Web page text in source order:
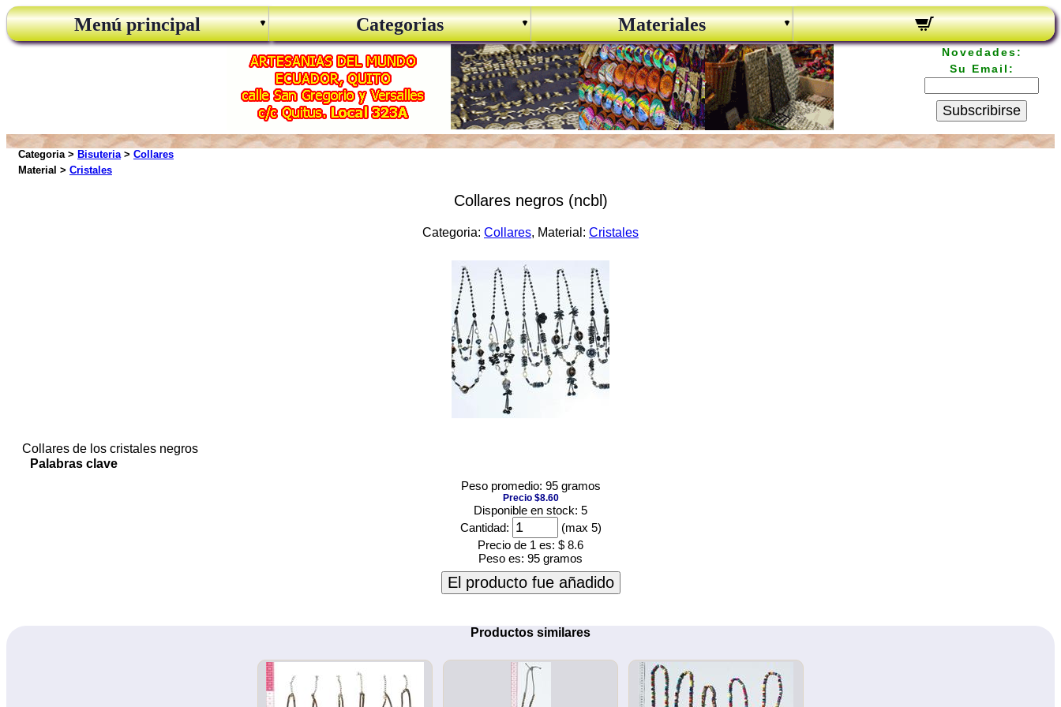
Menú principal Categorias Materiales
Novedades:
Su Email:
Subscribirse
Categoria > Bisuteria> Collares
Material > Cristales
Collares negros (ncbl)
Categoria: Collares, Material: Cristales
Collares de los cristales negros
Palabras clave
Peso promedio: 95 gramos
Precio $8.60
Disponible en stock: 5
Cantidad:
(max 5)
Precio de 1 es: $ 8.6
Peso es: 95 gramos
El producto fue añadido
Productos similares